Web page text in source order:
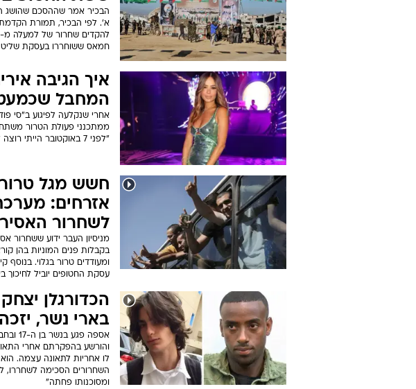
הבכיר אמר שההסכם שהושג
א'. לפי הבכיר, תמורת
חמאס ששוחררו בעסקת שליט
איך הגיבה
המחבל
אחרי שנקלעה לפיגוע ב"סי
ממתכנני פעולת הטרור
"לפני 7 באוקטובר הייתי רוצה לרצוח אותו"
חשש מגל טרור
אזרחים:
לשחרור
מניסיון העבר ידוע ששחרור
בקבלות פנים המוניות בהן
ומעודדים טרור בגלוי.
עסקת החטופים יוביל לחיכוך
הכדורגלן
בארי נשר,
אספה
והורשע בהפקרתם אחרי
לו אחריות לתאונה עצמה.
השחרורים הסכימה לשחררו,
ומסוכנותו פחתה"